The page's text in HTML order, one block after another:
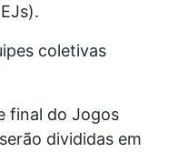
coletivas
final do Jogos
divididas em